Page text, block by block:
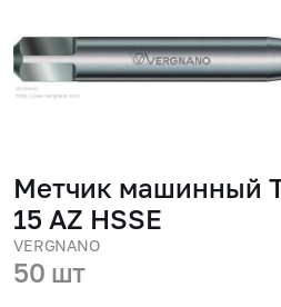
Метчик машинный
15 AZ HSSE
VERGNANO
50 шт